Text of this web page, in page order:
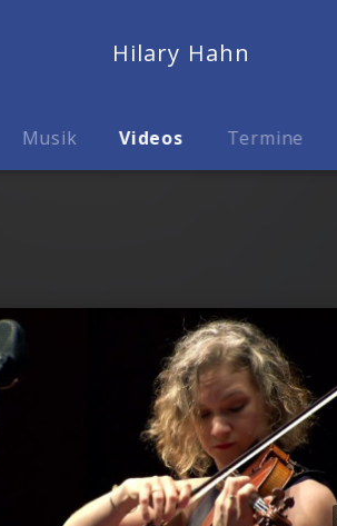
Hilary Hahn
Musik Videos Termine